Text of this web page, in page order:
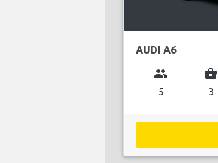
AUDI A6
group
5
business_center
3